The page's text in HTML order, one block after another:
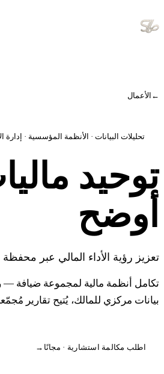
← الأعمال
تحليلات البيانات · الأنظمة المؤسسية · إدارة
توحيد
أوضح
تعزيز رؤية الأداء المالي عبر محفظة
تكامل أنظمة مالية لمجموعة ضيافة
بيانات مركزي للمالك، يُتيح تقارير
اطلب مكالمة استشارية · مجانًا →